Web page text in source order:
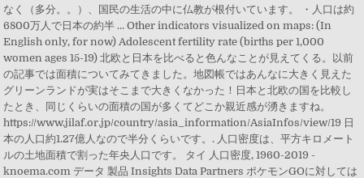
なく（多分。。）、国民の生活の中に仏教が根付いています。 ・人口は約
6800万人で日本の約半 … Other indicators visualized on maps: (In
English only, for now) Adolescent fertility rate (births per 1,000
women ages 15-19) 北欧と日本を比べると色んなことが見えてくる。以前
の記事では面積についてみてきました。地図帳ではあんなに大きく見えた
グリーンランドが実はそこまで大きくなかった！日本と北欧の国を比較し
たとき、同じくらいの面積の国が多くてどこか親近感が湧きますね。
https://www.jilaf.or.jp/country/asia_information/AsiaInfos/view/19 日
本の人口約1.27億人なので半分くらいです。. 人口密度は、平方キロメート
ルの土地面積で割った年央人口です。 タイ 人口密度, 1960-2019 -
knoema.com データ 製品 Insights Data Partners ポケモンGOに対しては